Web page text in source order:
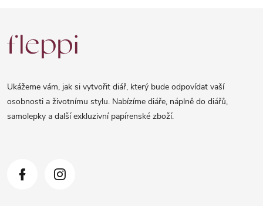
á
Ukážeme vám, jak si vytvořit diář, který bude odpovídat vaší
osobnosti a životnímu stylu. Nabízíme diáře, náplně do diářů,
samolepky a další exkluzivní papírenské zboží.